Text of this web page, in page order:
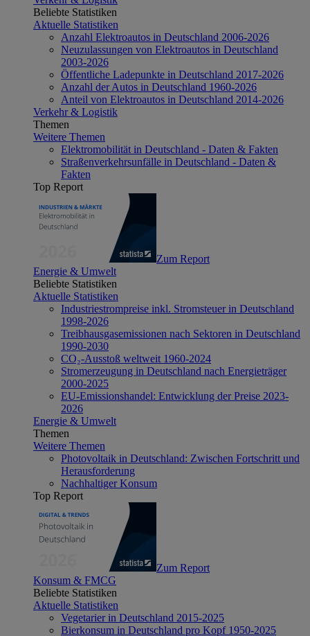
Beliebte Statistiken
Aktuelle Statistiken
Anzahl Elektroautos in Deutschland 2006-2026
Neuzulassungen von Elektroautos in Deutschland
2003-2026
Öffentliche Ladepunkte in Deutschland 2017-2026
Anzahl der Autos in Deutschland 1960-2026
Anteil von Elektroautos in Deutschland 2014-2026
Verkehr & Logistik
Themen
Weitere Themen
Elektromobilität in Deutschland - Daten & Fakten
Straßenverkehrsunfälle in Deutschland - Daten &
Fakten
Top Report
Zum Report
Energie & Umwelt
Beliebte Statistiken
Aktuelle Statistiken
Industriestrompreise inkl. Stromsteuer in Deutschland
1998-2026
Treibhausgasemissionen nach Sektoren in Deutschland
1990-2030
CO₂-Ausstoß weltweit 1960-2024
Stromerzeugung in Deutschland nach Energieträger
2000-2025
EU-Emissionshandel: Entwicklung der Preise 2023-
2026
Energie & Umwelt
Themen
Weitere Themen
Photovoltaik in Deutschland: Zwischen Fortschritt und
Herausforderung
Nachhaltiger Konsum
Top Report
Zum Report
Konsum & FMCG
Beliebte Statistiken
Aktuelle Statistiken
Vegetarier in Deutschland 2015-2025
Bierkonsum in Deutschland pro Kopf 1950-2025